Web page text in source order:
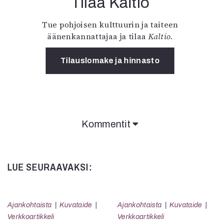
Tue pohjoisen kulttuurin ja taiteen
äänenkannattajaa ja tilaa Kaltio.
Tilauslomake ja hinnasto
Kommentit
LUE SEURAAVAKSI:
Ajankohtaista
Kuvataide
Verkkoartikkeli
Ajankohtaista
Kuvataide
Verkkoartikkeli